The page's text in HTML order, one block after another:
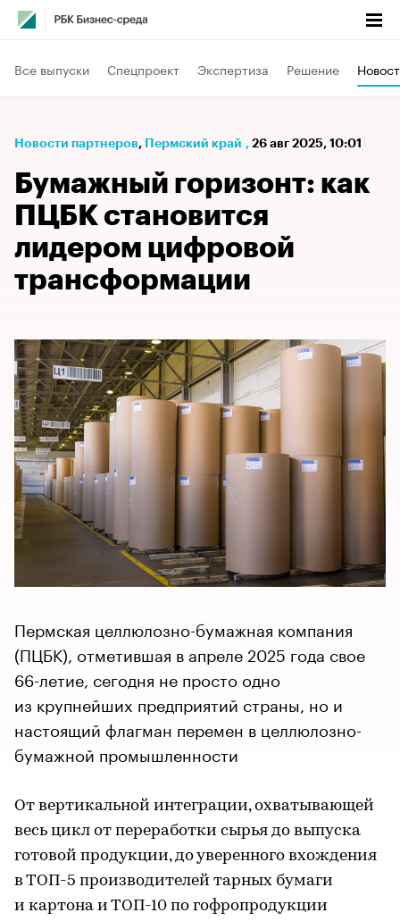
Все выпуски Спецпроект Экспертиза Решение
Новости партнеров⁠, Пермский край , 26 авг 2025, 10:01
Бумажный горизонт: как
ПЦБК становится
лидером цифровой
трансформации
Пермская целлюлозно-бумажная компания
(ПЦБК), отметившая в апреле 2025 года свое
66-летие, сегодня не просто одно
из крупнейших предприятий страны, но и
настоящий флагман перемен в целлюлозно-
бумажной промышленности
От вертикальной интеграции, охватывающей
весь цикл от переработки сырья до выпуска
готовой продукции, до уверенного вхождения
в ТОП-5 производителей тарных бумаги
и картона и ТОП-10 по гофропродукции